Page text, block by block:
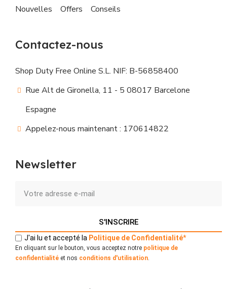
Nouvelles Offers Conseils
Contactez-nous
Shop Duty Free Online S.L. NIF: B-56858400
Rue Alt de Gironella, 11 - 5 08017 Barcelone
Espagne
Appelez-nous maintenant : 170614822
Newsletter
S'INSCRIRE
J'ai lu et accepté la Politique de Confidentialité*
En cliquant sur le bouton, vous acceptez notre politique de
confidentialité et nos conditions d'utilisation.